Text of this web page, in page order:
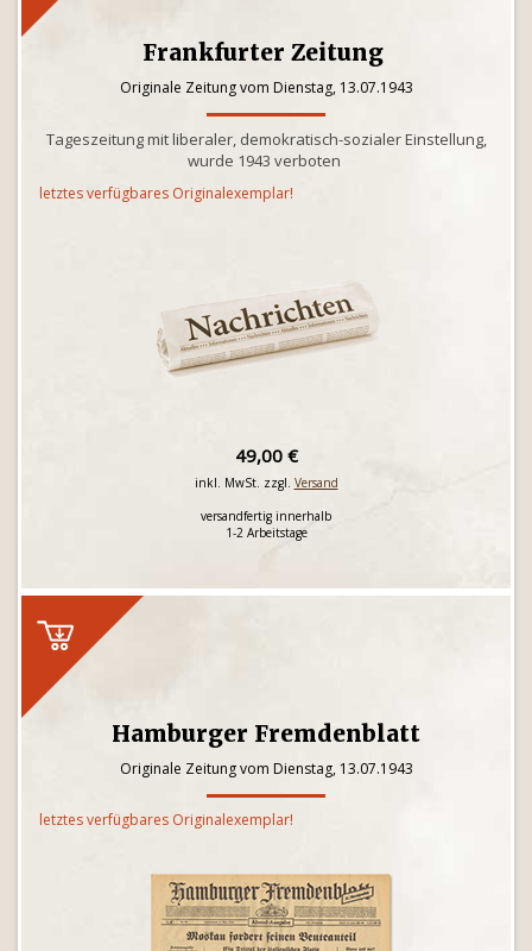
Frankfurter Zeitung
Originale Zeitung vom Dienstag, 13.07.1943
Tageszeitung mit liberaler, demokratisch-sozialer Einstellung,
wurde 1943 verboten
letztes verfügbares Originalexemplar!
49,00 €
inkl. MwSt. zzgl. Versand
versandfertig innerhalb
1-2 Arbeitstage
Hamburger Fremdenblatt
Originale Zeitung vom Dienstag, 13.07.1943
letztes verfügbares Originalexemplar!